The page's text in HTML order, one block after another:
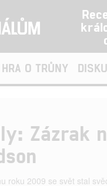
HRA O TRŮNY
Zázrak
roku 2009 se svět stal